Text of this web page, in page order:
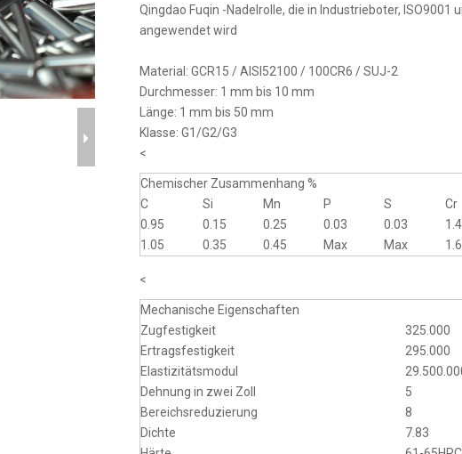
Qingdao Fuqin -Nadelrolle, die in Industrieboter, ISO9001
angewendet wird
Material: GCR15 / AISI52100 / 100CR6 / SUJ-2
Durchmesser: 1 mm bis 10 mm
Länge: 1 mm bis 50 mm
Klasse: G1/G2/G3
<
Chemischer Zusammenhang %
C
Si Mn P S Cr
0.95
0.15 0.25 0.03 0.03
1.05
0.35 0.45 Max Max
<
Mechanische Eigenschaften
Zugfestigkeit
325.000
Ertragsfestigkeit
295.000
Elastizitätsmodul
Dehnung in zwei Zoll
5
Bereichsreduzierung
8
Dichte
7.83